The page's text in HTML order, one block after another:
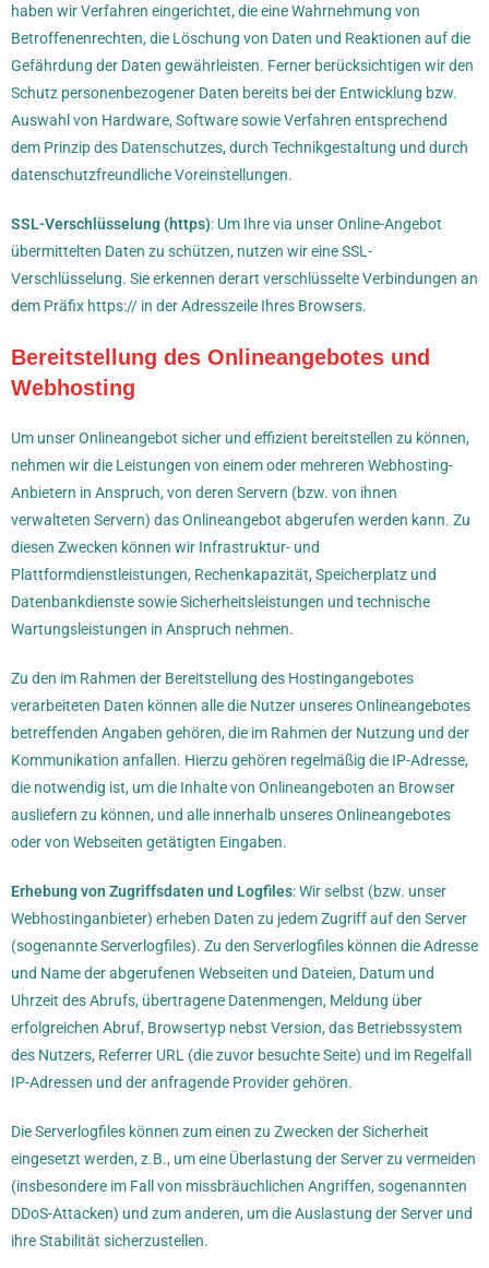
haben wir Verfahren eingerichtet, die eine Wahrnehmung von
Betroffenenrechten, die Löschung von Daten und Reaktionen auf die
Gefährdung der Daten gewährleisten. Ferner berücksichtigen wir den
Schutz personenbezogener Daten bereits bei der Entwicklung bzw.
Auswahl von Hardware, Software sowie Verfahren entsprechend
dem Prinzip des Datenschutzes, durch Technikgestaltung und durch
datenschutzfreundliche Voreinstellungen.
SSL-Verschlüsselung (https): Um Ihre via unser Online-Angebot
übermittelten Daten zu schützen, nutzen wir eine SSL-
Verschlüsselung. Sie erkennen derart verschlüsselte Verbindungen an
dem Präfix https:// in der Adresszeile Ihres Browsers.
Bereitstellung des Onlineangebotes und
Webhosting
Um unser Onlineangebot sicher und effizient bereitstellen zu können,
nehmen wir die Leistungen von einem oder mehreren Webhosting-
Anbietern in Anspruch, von deren Servern (bzw. von ihnen
verwalteten Servern) das Onlineangebot abgerufen werden kann. Zu
diesen Zwecken können wir Infrastruktur- und
Plattformdienstleistungen, Rechenkapazität, Speicherplatz und
Datenbankdienste sowie Sicherheitsleistungen und technische
Wartungsleistungen in Anspruch nehmen.
Zu den im Rahmen der Bereitstellung des Hostingangebotes
verarbeiteten Daten können alle die Nutzer unseres Onlineangebotes
betreffenden Angaben gehören, die im Rahmen der Nutzung und der
Kommunikation anfallen. Hierzu gehören regelmäßig die IP-Adresse,
die notwendig ist, um die Inhalte von Onlineangeboten an Browser
ausliefern zu können, und alle innerhalb unseres Onlineangebotes
oder von Webseiten getätigten Eingaben.
Erhebung von Zugriffsdaten und Logfiles: Wir selbst (bzw. unser
Webhostinganbieter) erheben Daten zu jedem Zugriff auf den Server
(sogenannte Serverlogfiles). Zu den Serverlogfiles können die Adresse
und Name der abgerufenen Webseiten und Dateien, Datum und
Uhrzeit des Abrufs, übertragene Datenmengen, Meldung über
erfolgreichen Abruf, Browsertyp nebst Version, das Betriebssystem
des Nutzers, Referrer URL (die zuvor besuchte Seite) und im Regelfall
IP-Adressen und der anfragende Provider gehören.
Die Serverlogfiles können zum einen zu Zwecken der Sicherheit
eingesetzt werden, z.B., um eine Überlastung der Server zu vermeiden
(insbesondere im Fall von missbräuchlichen Angriffen, sogenannten
DDoS-Attacken) und zum anderen, um die Auslastung der Server und
ihre Stabilität sicherzustellen.